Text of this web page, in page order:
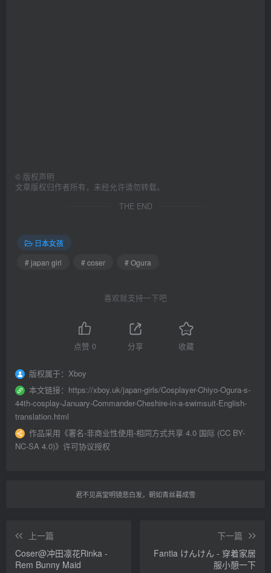
© 版权声明
文章版权归作者所有，未经允许请勿转载。
THE END
日本女孩
# japan girl
# coser # Ogura
喜欢就支持一下吧
点赞 0 分享 收藏
版权属于： Xboy
本文链接： https://xboy.uk/japan-girls/Cosplayer-Chiyo-Ogura-s-
44th-cosplay-January-Commander-Cheshire-in-a-swimsuit-English-
translation.html
作品采用 《署名-非商业性使用-相同方式共享 4.0 国际 (CC BY-
NC-SA 4.0)》许可协议授权
君不见高堂明镜悲白发，朝如青丝暮成雪
上一篇
Coser@冲田凛花Rinka -
Rem Bunny Maid
下一篇
Fantia けんけん - 穿着家居
服小憩一下